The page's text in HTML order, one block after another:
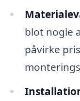
blot nogle
påvirke